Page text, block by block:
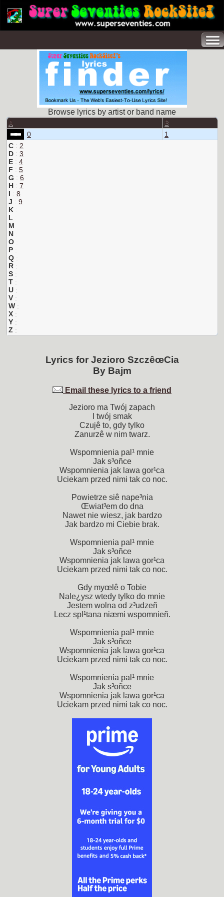
Browse lyrics by artist or band name
A B
0
1
C : 2
D : 3
E : 4
F : 5
G : 6
H : 7
I : 8
J : 9
K :
L :
M :
N :
O :
P :
Q :
R :
S :
T :
U :
V :
W :
X :
Y :
Z :
Lyrics for Jezioro SzczêœCia
By Bajm
Email these lyrics to a friend
Jezioro ma Twój zapach
I twój smak
Czujê to, gdy tylko
Zanurzê w nim twarz.
Wspomnienia pal¹ mnie
Jak s³oñce
Wspomnienia jak lawa gor¹ca
Uciekam przed nimi tak co noc.
Powietrze siê nape³nia
Œwiat³em do dna
Nawet nie wiesz, jak bardzo
Jak bardzo mi Ciebie brak.
Wspomnienia pal¹ mnie
Jak s³oñce
Wspomnienia jak lawa gor¹ca
Uciekam przed nimi tak co noc.
Gdy myœlê o Tobie
Nale¿ysz wtedy tylko do mnie
Jestem wolna od z³udzeñ
Lecz spl¹tana niæmi wspomnieñ.
Wspomnienia pal¹ mnie
Jak s³oñce
Wspomnienia jak lawa gor¹ca
Uciekam przed nimi tak co noc.
Wspomnienia pal¹ mnie
Jak s³oñce
Wspomnienia jak lawa gor¹ca
Uciekam przed nimi tak co noc.